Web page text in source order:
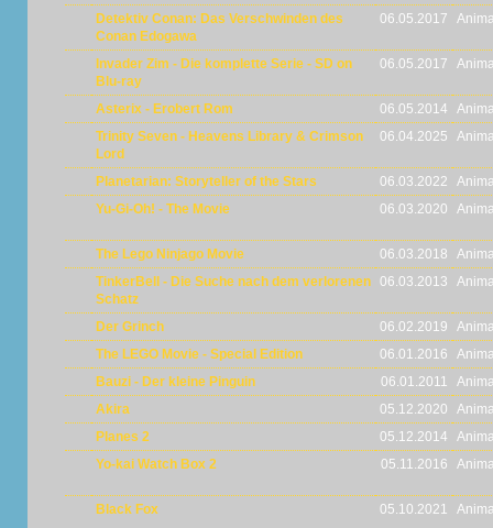
Detektiv Conan: Das Verschwinden des
Conan Edogawa
06.05.2017
Invader Zim - Die komplette Serie - SD on
Blu-ray
06.05.2017
Asterix - Erobert Rom 06.05.2014
Trinity Seven - Heavens Library & Crimson
Lord
06.04.2025
Planetarian: Storyteller of the Stars 06.03.2022
Yu-Gi-Oh! - The Movie
06.03.2020
The Lego Ninjago Movie 06.03.2018
TinkerBell - Die Suche nach dem verlorenen
Schatz
06.03.2013
Der Grinch 06.02.2019
The LEGO Movie - Special Edition
06.01.2016
Bauzi - Der kleine Pinguin
06.01.2011
Akira
05.12.2020
Planes 2
05.12.2014
Yo-kai Watch Box 2
05.11.2016
Black Fox 05.10.2021